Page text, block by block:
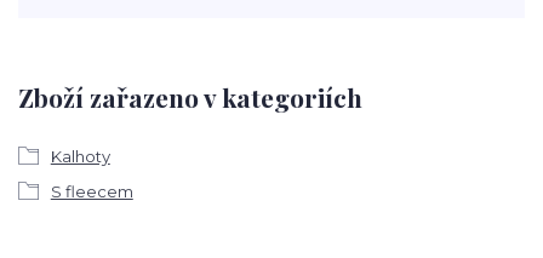
Zboží zařazeno v kategoriích
Kalhoty
S fleecem